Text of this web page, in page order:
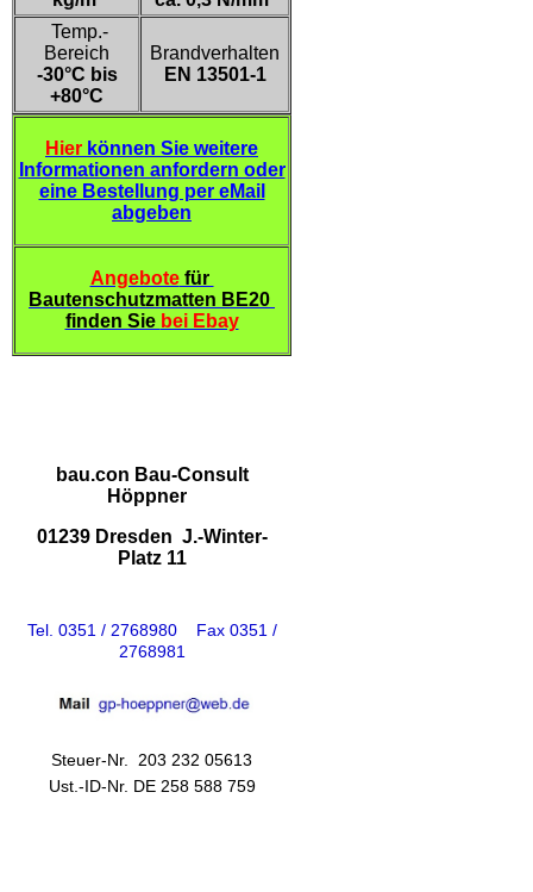
Temp.-
Bereich
-30°C bis
+80°C
Brandverhalten
EN 13501-1
Hier können Sie weitere
Informationen anfordern oder
eine Bestellung per eMail
abgeben
Angebotefür
Bautenschutzmatten BE20
finden Sie bei Ebay
bau.con Bau-Consult
Höppner
01239 Dresden J.-Winter-
Platz 11
Tel. 0351 / 2768980 Fax 0351 /
2768981
Steuer-Nr. 203 232 05613
Ust.-ID-Nr. DE 258 588 759